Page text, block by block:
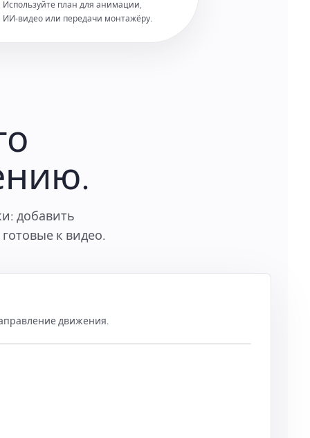
Используйте план для анимации,
ИИ‑видео или передачи монтажёру.
добавить
к видео.
движения.